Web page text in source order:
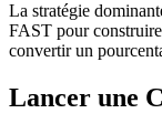
La stratégie
FAST pour
convertir un
Lancer une